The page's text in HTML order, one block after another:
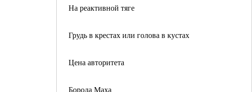
На реактивной тяге
Грудь в крестах или голова в кустах
Цена авторитета
Борода Маха